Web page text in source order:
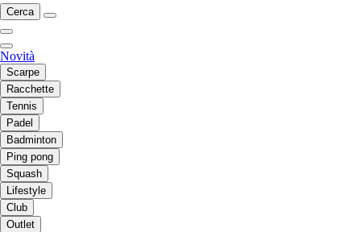
Cerca
Novità
Scarpe
Racchette
Tennis
Padel
Badminton
Ping pong
Squash
Lifestyle
Club
Outlet